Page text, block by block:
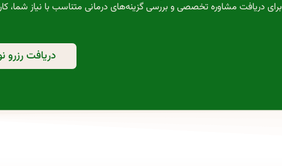
برای دریافت مشاوره تخصصی و بررسی گزینه‌های درمانی متناسب با نیاز شما،
دریافت رزرو